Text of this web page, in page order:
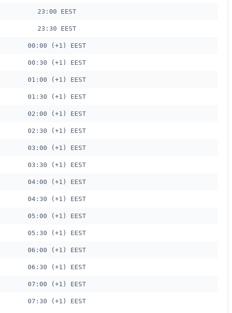
23:00 EEST
23:30 EEST
00:00 (+1) EEST
00:30 (+1) EEST
01:00 (+1) EEST
01:30 (+1) EEST
02:00 (+1) EEST
02:30 (+1) EEST
03:00 (+1) EEST
03:30 (+1) EEST
04:00 (+1) EEST
04:30 (+1) EEST
05:00 (+1) EEST
05:30 (+1) EEST
06:00 (+1) EEST
06:30 (+1) EEST
07:00 (+1) EEST
07:30 (+1) EEST